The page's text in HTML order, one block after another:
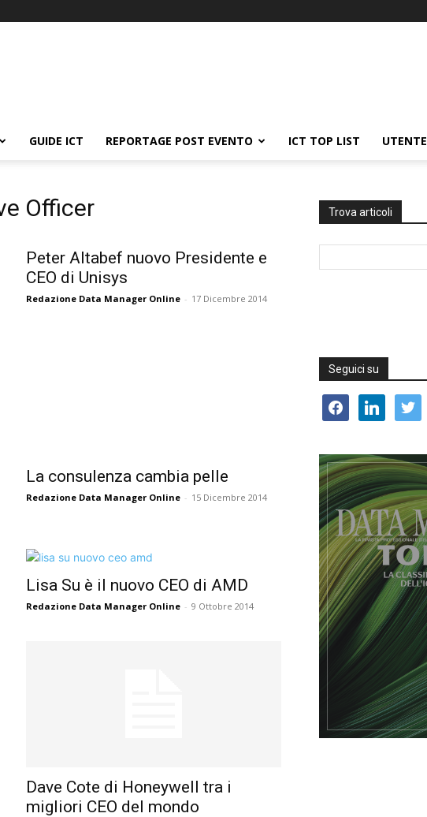
GUIDE ICT REPORTAGE POST EVENTO ICT TOP LIST UTENTE
Officer
Peter Altabef nuovo Presidente e
CEO di Unisys
Redazione Data Manager Online - 17 Dicembre 2014
La consulenza cambia pelle
Redazione Data Manager Online - 15 Dicembre 2014
Lisa Su è il nuovo CEO di AMD
Redazione Data Manager Online - 9 Ottobre 2014
Dave Cote di Honeywell tra i
migliori CEO del mondo
Trova articoli
Seguici su
facebooklinkedin twitter